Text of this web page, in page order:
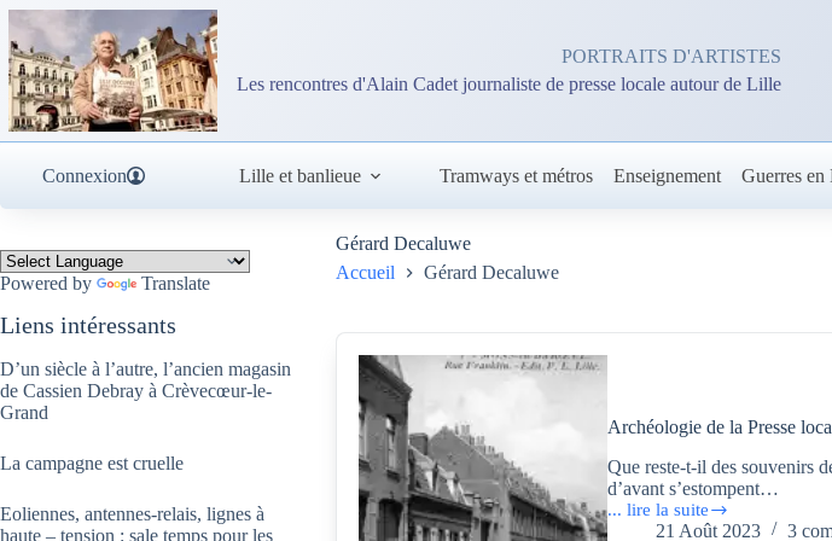
Passer
contenu
PORTRAITS D'ARTISTES
Les rencontres d'Alain Cadet journaliste de presse locale autour de Lille
Connexion Lille et banlieue Tramways et métros Enseignement Guerres en
Gérard Decaluwe
Accueil
Gérard Decaluwe
Archéologie de la Presse
Que reste-t-il des souvenirs
d’avant s’estompent…
... lire la suite
Archéologie
21 Août 2023 3
Powered by Translate
Liens intéressants
D’un siècle à l’autre, l’ancien magasin
de Cassien Debray à Crèvecœur-le-
Grand
La campagne est cruelle
Eoliennes, antennes-relais, lignes à
haute – tension : sale temps pour les